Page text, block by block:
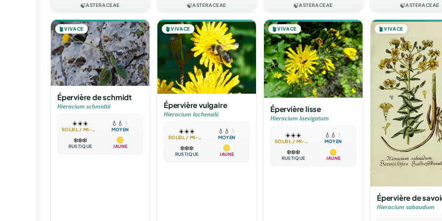
🍃ASTERACEAE 🍃ASTERACEAE 🍃ASTERACEAE 🍃ASTERACEAE
🪴VIVACE
Épervière de schmidt
Hieracium schmidtii
☀️☀️☀️
SOLEIL / MI-OMBRE
💧 💧 💧
MOYEN
❄️❄️❄️
RUSTIQUE JAUNE
🪴VIVACE
Épervière vulgaire
Hieracium lachenalii
☀️☀️☀️
SOLEIL / MI-OMBRE
💧 💧 💧
MOYEN
❄️❄️❄️
RUSTIQUE JAUNE
🪴VIVACE
Épervière lisse
Hieracium laevigatum
☀️☀️☀️
SOLEIL / MI-OMBRE
💧 💧 💧
MOYEN
❄️❄️❄️
RUSTIQUE JAUNE
🪴VIVACE
Épervière de
Hieracium sabaudum